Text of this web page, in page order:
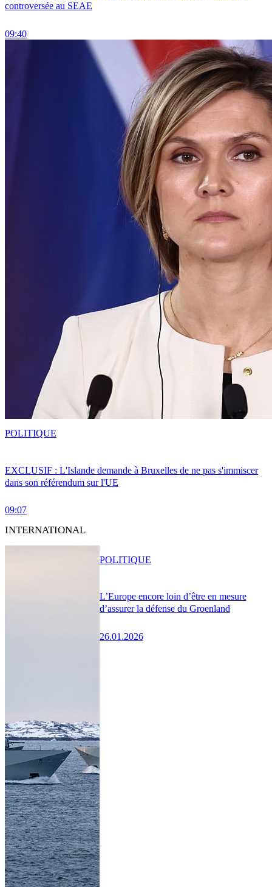
controversée au SEAE
09:40
EXCLUSIF : L'Islande demande à Bruxelles de ne pas s'immiscer
dans son référendum sur l'UE
09:07
POLITIQUE
INTERNATIONAL
L’Europe encore loin d’être en mesure
d’assurer la défense du Groenland
26.01.2026
POLITIQUE